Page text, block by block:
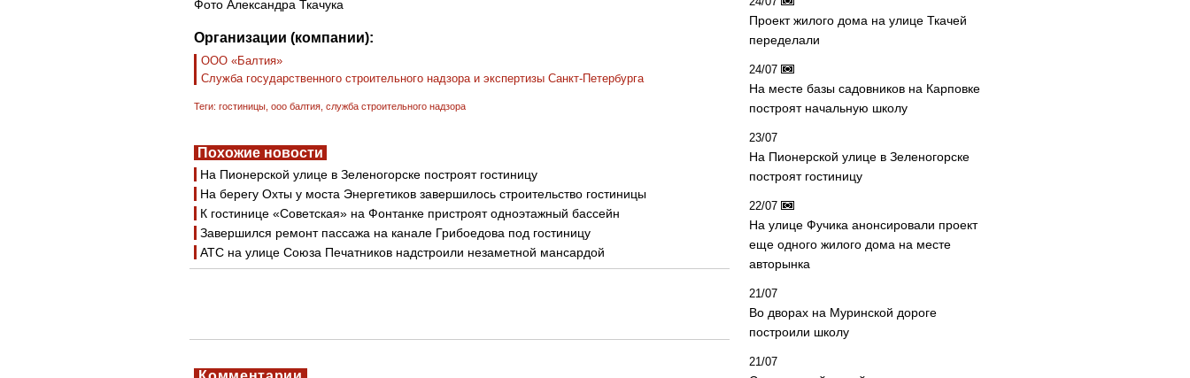
Фото Александра Ткачука
Организации (компании):
ООО «Балтия»
Служба государственного строительного надзора и экспертизы Санкт-Петербурга
Теги: гостиницы ооо балтия служба строительного надзора
Похожие новости
На Пионерской улице в Зеленогорске построят гостиницу
На берегу Охты у моста Энергетиков завершилось строительство гостиницы
К гостинице «Советская» на Фонтанке пристроят одноэтажный бассейн
Завершился ремонт пассажа на канале Грибоедова под гостиницу
АТС на улице Союза Печатников надстроили незаметной мансардой
Проект жилого дома на улице Ткачей
переделали
24/07
На месте базы садовников на Карповке
построят начальную школу
23/07
На Пионерской улице в Зеленогорске
построят гостиницу
22/07
На улице Фучика анонсировали проект
еще одного жилого дома на месте
авторынка
21/07
Во дворах на Муринской дороге
построили школу
21/07